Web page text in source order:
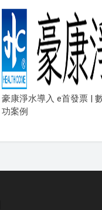
豪康淨水導入 e首發票 |
功案例